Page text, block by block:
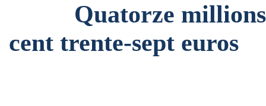
Quatorze millions
cent trente-sept euros